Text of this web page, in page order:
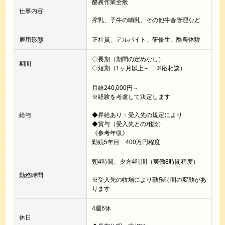
仕事内容
酪農作業全般
搾乳、子牛の哺乳、その他牛舎管理など
雇用形態 正社員、アルバイト、研修生、酪農体験
期間
◇長期（期間の定めなし）
◇短期（1ヶ月以上～ ※応相談）
給与
月給240,000円～
※経験を考慮して決定します
◆昇給あり：受入先の規定により
◆賞与（受入先との相談）
《参考年収》
勤続5年目 400万円程度
勤務時間
朝4時間、夕方4時間（実働8時間程度）
※受入先の牧場により勤務時間の変動があ
ります
休日
4週6休